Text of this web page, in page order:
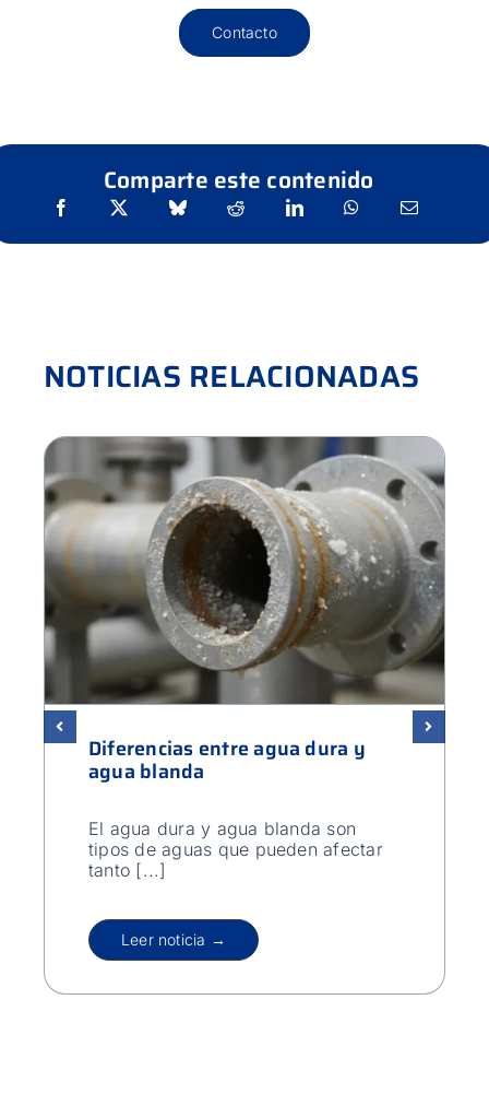
Contacto
Comparte este contenido
NOTICIAS RELACIONADAS
Diferencias entre agua dura y
agua blanda
El agua dura y agua blanda son
tipos de aguas que pueden afectar
tanto [...]
Leer noticia →